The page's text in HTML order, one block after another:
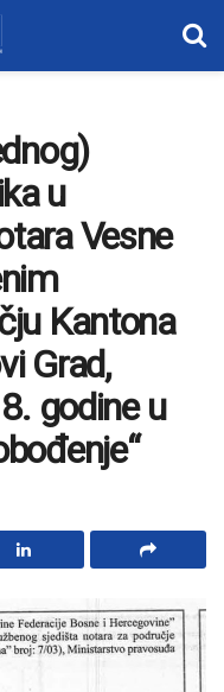
u
Vesne
Kantona
Grad,
godine u